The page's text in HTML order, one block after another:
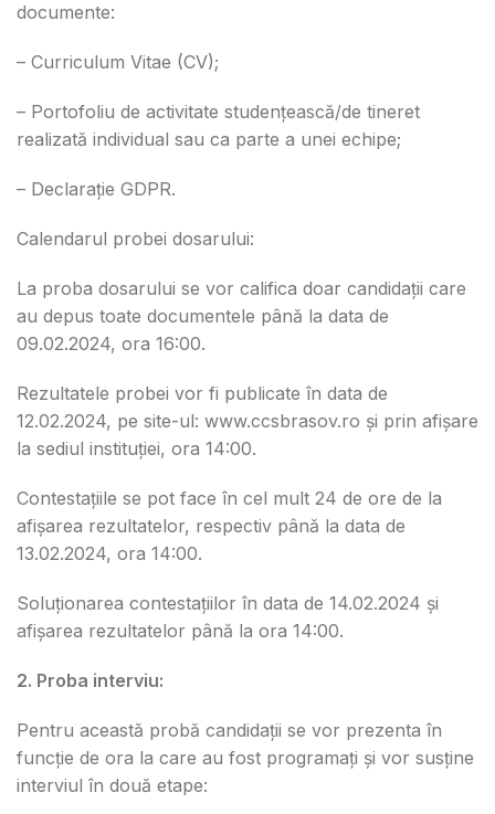
documente:
– Curriculum Vitae (CV);
– Portofoliu de activitate studențească/de tineret
realizată individual sau ca parte a unei echipe;
– Declarație GDPR.
Calendarul probei dosarului:
La proba dosarului se vor califica doar candidații care
au depus toate documentele până la data de
09.02.2024, ora 16:00.
Rezultatele probei vor fi publicate în data de
12.02.2024, pe site-ul: www.ccsbrasov.ro și prin afișare
la sediul instituției, ora 14:00.
Contestațiile se pot face în cel mult 24 de ore de la
afișarea rezultatelor, respectiv până la data de
13.02.2024, ora 14:00.
Soluționarea contestațiilor în data de 14.02.2024 și
afișarea rezultatelor până la ora 14:00.
2. Proba interviu:
Pentru această probă candidații se vor prezenta în
funcție de ora la care au fost programați și vor susține
interviul în două etape: